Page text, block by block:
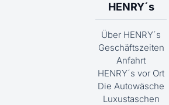
HENRY´s
Über HENRY´s
Geschäftszeiten
Anfahrt
HENRY´s vor Ort
Die Autowäsche
Luxustaschen